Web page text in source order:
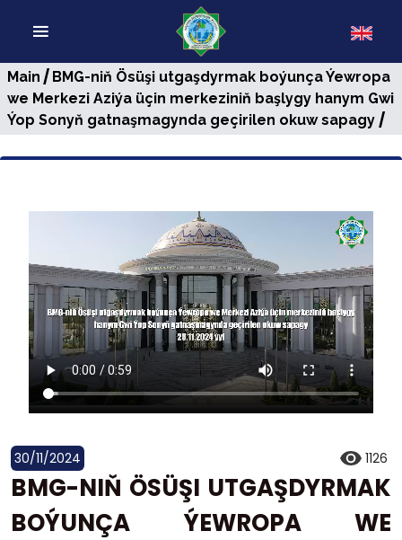
Main / BMG-niň Ösüşi utgaşdyrmak boýunça Ýewropa
we Merkezi Aziýa üçin merkeziniň başlygy hanym Gwi
Ýop Sonyň gatnaşmagynda geçirilen okuw sapagy /
30/11/2024 1126
BMG-NIŇ ÖSÜŞI UTGAŞDYRMAK
BOÝUNÇA ÝEWROPA WE